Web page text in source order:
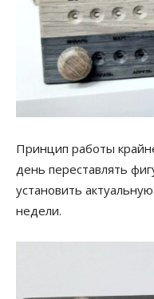
Принцип работы
день переставлять
установить
недели.